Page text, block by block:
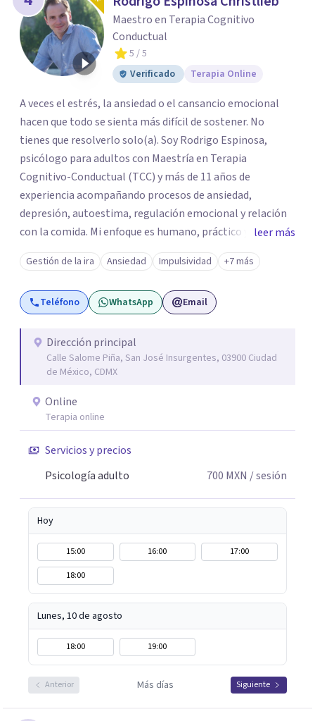
Maestro en Terapia Cognitivo
Conductual
5 / 5
Verificado
Terapia Online
A veces el estrés, la ansiedad o el cansancio emocional
hacen que todo se sienta más difícil de sostener. No
tienes que resolverlo solo(a). Soy Rodrigo Espinosa,
psicólogo para adultos con Maestría en Terapia
Cognitivo-Conductual (TCC) y más de 11 años de
experiencia acompañando procesos de ansiedad,
depresión, autoestima, regulación emocional y relación
con la comida. Mi enfoque es humano, práctico y sin
tecnicismos: ayudarte a entender qué te pasa y encontrar
herramientas reales que puedas aplicar desde las
primeras sesiones. Brindo terapia psicológica presencial
en Ciudad de México y online para adultos en todo México,
ritmo. A veces, recuperar el equilibrio no significa tener
todas las respuestas, sino encontrar un espacio seguro
para comprender lo que sentimos y volver a nosotros
mismos. Si buscas apoyo profesional para ansiedad,
bienestar emocional o dificultades personales, será un
gusto acompañarte en este proceso.
leer más
Gestión de la ira Ansiedad Impulsividad +7 más
Teléfono WhatsApp Email
Dirección principal
Calle Salome Piña, San José Insurgentes, 03900 Ciudad
de México, CDMX
Online
Terapia online
Servicios y precios
Psicología adulto
700 MXN / sesión
Hoy
15:00 16:00
17:00
18:00
Lunes, 10 de agosto
18:00 19:00
Anterior Más días Siguiente